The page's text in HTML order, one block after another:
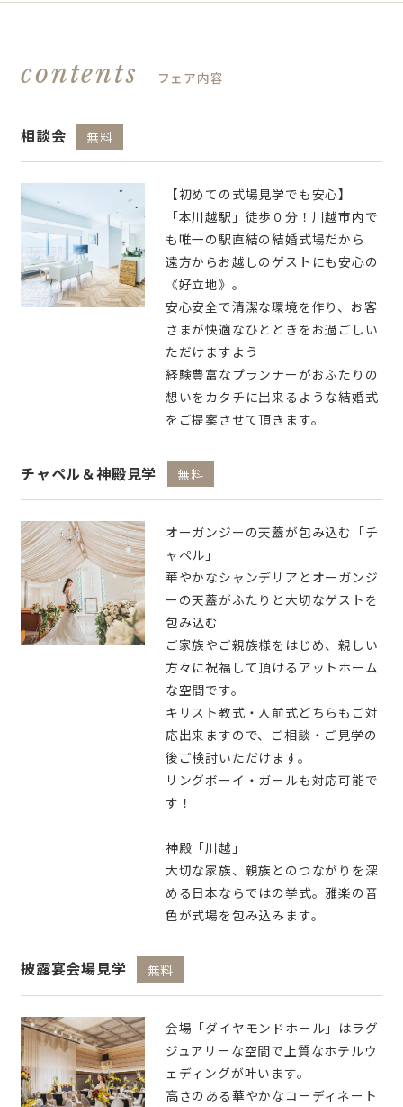
contents フェア内容
相談会 無料
【初めての式場見学でも安心】
「本川越駅」徒歩０分！川越市内で
も唯一の駅直結の結婚式場だから
遠方からお越しのゲストにも安心の
《好立地》。
安心安全で清潔な環境を作り、お客
さまが快適なひとときをお過ごしい
ただけますよう
経験豊富なプランナーがおふたりの
想いをカタチに出来るような結婚式
をご提案させて頂きます。
チャペル＆神殿見学 無料
オーガンジーの天蓋が包み込む「チ
ャペル」
華やかなシャンデリアとオーガンジ
ーの天蓋がふたりと大切なゲストを
包み込む
ご家族やご親族様をはじめ、親しい
方々に祝福して頂けるアットホーム
な空間です。
キリスト教式・人前式どちらもご対
応出来ますので、ご相談・ご見学の
後ご検討いただけます。
リングボーイ・ガールも対応可能で
す！
神殿「川越」
大切な家族、親族とのつながりを深
める日本ならではの挙式。雅楽の音
色が式場を包み込みます。
披露宴会場見学 無料
会場「ダイヤモンドホール」はラグ
ジュアリーな空間で上質なホテルウ
ェディングが叶います。
高さのある華やかなコーディネート